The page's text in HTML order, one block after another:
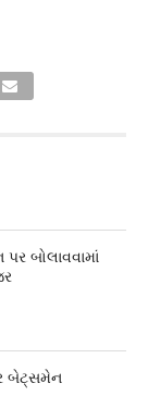
બોલાવવામાં
બેટ્સમેન